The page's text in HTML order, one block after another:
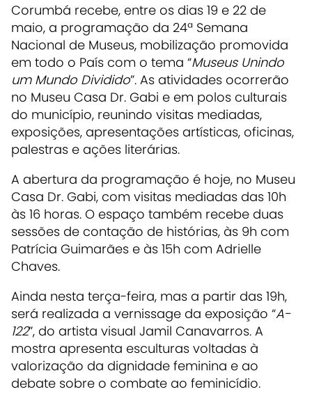
Corumbá recebe, entre os dias 19 e 22 de
maio, a programação da 24ª Semana
Nacional de Museus, mobilização promovida
em todo o País com o tema “Museus Unindo
um Mundo Dividido”. As atividades ocorrerão
no Museu Casa Dr. Gabi e em polos culturais
do município, reunindo visitas mediadas,
exposições, apresentações artísticas, oficinas,
palestras e ações literárias.
A abertura da programação é hoje, no Museu
Casa Dr. Gabi, com visitas mediadas das 10h
às 16 horas. O espaço também recebe duas
sessões de contação de histórias, às 9h com
Patrícia Guimarães e às 15h com Adrielle
Chaves.
Ainda nesta terça-feira, mas a partir das 19h,
será realizada a vernissage da exposição “A-
122”, do artista visual Jamil Canavarros. A
mostra apresenta esculturas voltadas à
valorização da dignidade feminina e ao
debate sobre o combate ao feminicídio.